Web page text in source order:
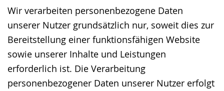
Wir verarbeiten personenbezogene Daten
unserer Nutzer grundsätzlich nur, soweit dies zur
Bereitstellung einer funktionsfähigen Website
sowie unserer Inhalte und Leistungen
erforderlich ist. Die Verarbeitung
personenbezogener Daten unserer Nutzer erfolgt
angezeigt.